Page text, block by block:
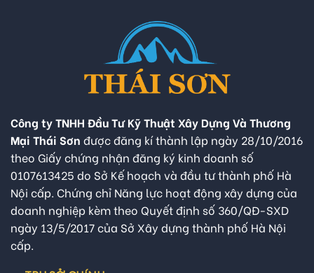
Công ty TNHH Đầu Tư Kỹ Thuật Xây Dựng Và Thương
Mại Thái Sơn được đăng kí thành lập ngày 28/10/2016
theo Giấy chứng nhận đăng ký kinh doanh số
0107613425 do Sở Kế hoạch và đầu tư thành phố Hà
Nội cấp. Chứng chỉ Năng lực hoạt động xây dựng của
doanh nghiệp kèm theo Quyết định số 360/QĐ-SXD
ngày 13/5/2017 của Sở Xây dựng thành phố Hà Nội
cấp.